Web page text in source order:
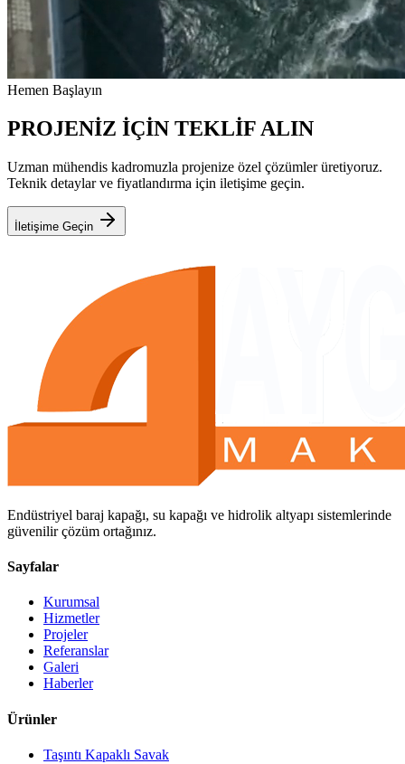
Hemen Başlayın
PROJENİZ İÇİN TEKLİF ALIN
Uzman mühendis kadromuzla projenize özel çözümler üretiyoruz.
Teknik detaylar ve fiyatlandırma için iletişime geçin.
İletişime Geçin
Endüstriyel baraj kapağı, su kapağı ve hidrolik altyapı sistemlerinde
güvenilir çözüm ortağınız.
Sayfalar
Kurumsal
Hizmetler
Projeler
Referanslar
Galeri
Haberler
Ürünler
Taşıntı Kapaklı Savak